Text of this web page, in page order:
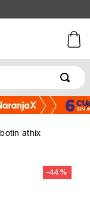
botin athix
-44 %